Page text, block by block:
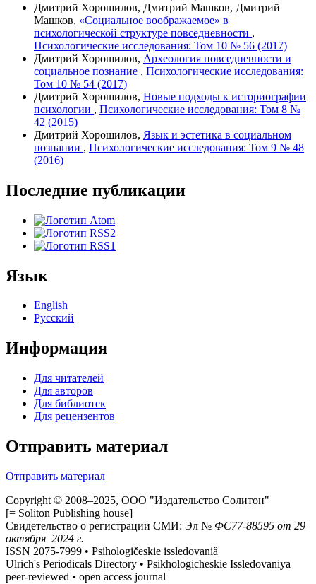
Дмитрий Хорошилов, Дмитрий Машков, Дмитрий
Машков, «Социальное воображаемое» в
психологической структуре повседневности ,
Психологические исследования: Том 10 № 56 (2017)
Дмитрий Хорошилов, Археология повседневности и
социальное познание , Психологические исследования:
Том 10 № 54 (2017)
Дмитрий Хорошилов, Новые подходы к историографии
психологии , Психологические исследования: Том 8 №
42 (2015)
Дмитрий Хорошилов, Язык и эстетика в социальном
познании , Психологические исследования: Том 9 № 48
(2016)
Последние публикации
Язык
English
Русский
Информация
Для читателей
Для авторов
Для библиотек
Для рецензентов
Отправить материал
Отправить материал
Copyright © 2008–2025, ООО "Издательство Солитон"
[= Soliton Publishing house]
Свидетельство о регистрации СМИ: Эл № ФС77-88595 от 29
октября 2024 г.
ISSN 2075-7999 • Psihologičeskie issledovaniâ
Ulrich's Periodicals Directory • Psikhologicheskie Issledovaniya
peer-reviewed • open access journal